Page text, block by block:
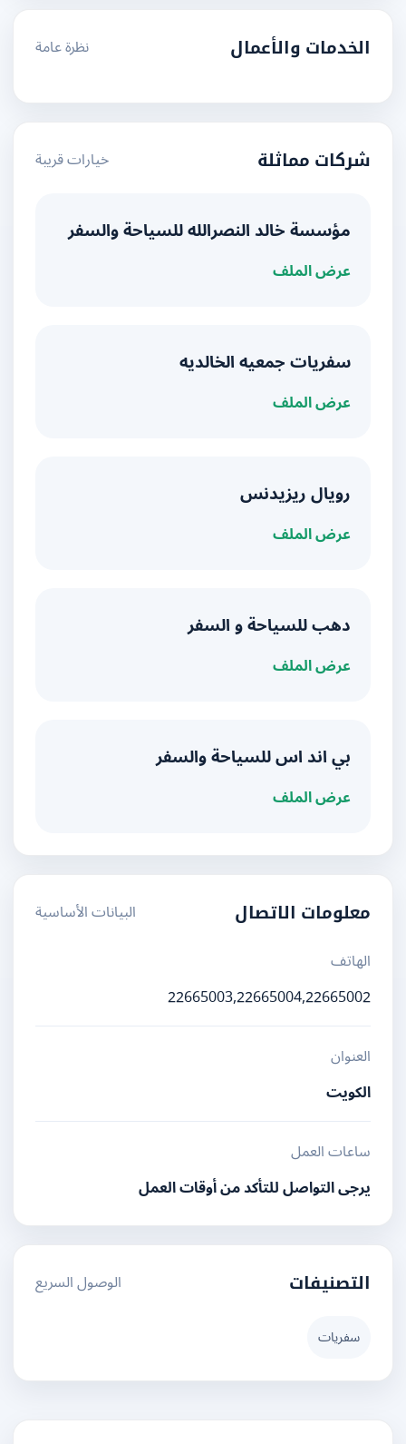
الخدمات والأعمال نظرة عامة
شركات مماثلة خيارات قريبة
مؤسسة خالد النصرالله للسياحة والسفر
عرض الملف
سفريات جمعيه الخالديه
عرض الملف
رويال ريزيدنس
عرض الملف
دهب للسياحة و السفر
عرض الملف
بي اند اس للسياحة والسفر
عرض الملف
معلومات الاتصال
البيانات الأساسية
الهاتف
22665003,22665004,22665002
العنوان
الكويت
ساعات العمل
يرجى التواصل للتأكد من أوقات العمل
التصنيفات الوصول السريع
سفريات